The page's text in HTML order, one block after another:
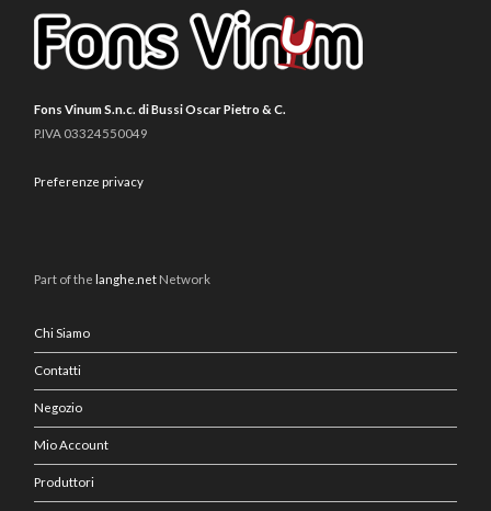
Fons Vinum S.n.c. di Bussi Oscar Pietro & C.
P.IVA 03324550049
Preferenze privacy
Part of thelanghe.net Network
Chi Siamo
Contatti
Negozio
Mio Account
Produttori